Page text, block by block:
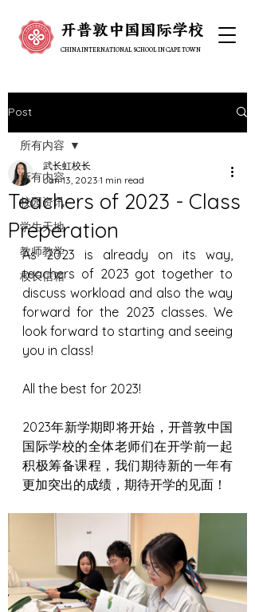
开普敦中国国际学校
开普敦中国国际学校
CHINA INTERNATIONAL SCHOOL IN CAPE TOWN
CHINA INTERNATIONAL SCHOOL IN CAPE TOWN
Post
所有内容
校园资讯
学生天地
教师教学
校长信箱
所有内容
Teachers of 2023 - Class
Preperation
武长虹校长
Jan 13, 2023 1 min read
As 2023 is already on its way,
teachers of 2023 got together to
discuss workload and also the way
forward for the 2023 classes. We
look forward to starting and seeing
you in class!
All the best for 2023!
2023年新学期即将开始，开普敦中国
国际学校的全体老师们在开学前一起
积极筹备课程，我们期待新的一年有
更加突出的成绩，期待开学的见面！